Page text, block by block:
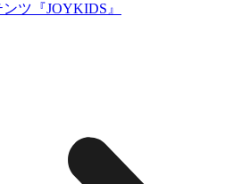
ツ『JOYKIDS』